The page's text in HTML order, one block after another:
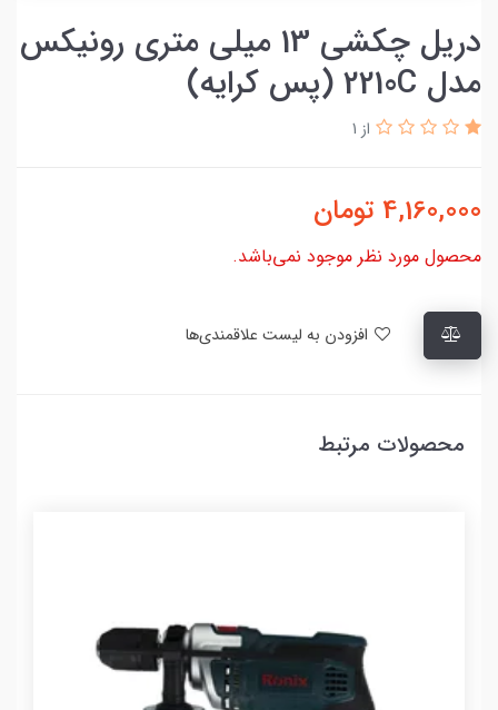
دریل چکشی 13 میلی‌ متری رونیکس
مدل 2210C (پس کرایه)
از 1
4,160,000 تومان
محصول مورد نظر موجود نمی‌باشد.
محصولات مرتبط